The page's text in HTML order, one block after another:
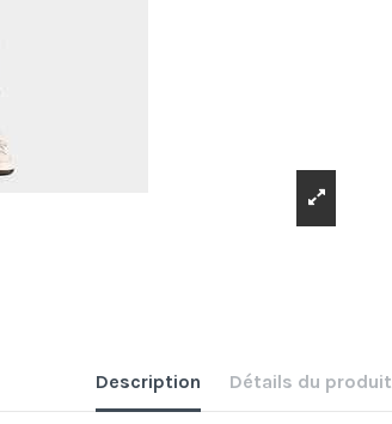
Description Détails du produit